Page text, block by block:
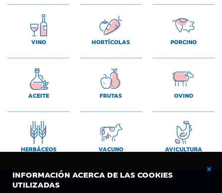
INFORMACIÓN ACERCA DE LAS COOKIES
UTILIZADAS
VINO HORTÍCOLAS PORCINO
ACEITE FRUTAS OVINO
HERBÁCEOS VACUNO AVICULTURA